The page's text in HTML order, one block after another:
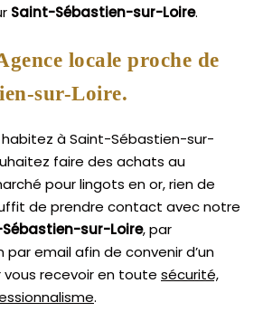
Saint-Sébastien-sur-Loire.
locale proche de
sur-Loire.
habitez à Saint-Sébastien-sur-
faire des achats au
pour lingots en or, rien de
de prendre contact avec notre
sur-Loire, par
email afin de convenir d’un
recevoir en toute sécurité,
.